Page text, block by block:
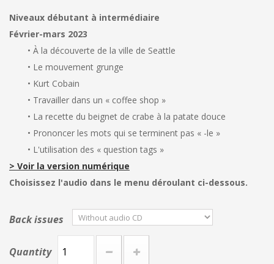
Niveaux débutant à intermédiaire
Février-mars 2023
• À la découverte de la ville de Seattle
• Le mouvement grunge
• Kurt Cobain
• Travailler dans un « coffee shop »
• La recette du beignet de crabe à la patate douce
• Prononcer les mots qui se terminent pas « -le »
• L'utilisation des « question tags »
> Voir la version numérique
Choisissez l'audio dans le menu déroulant ci-dessous.
Back issues
Quantity